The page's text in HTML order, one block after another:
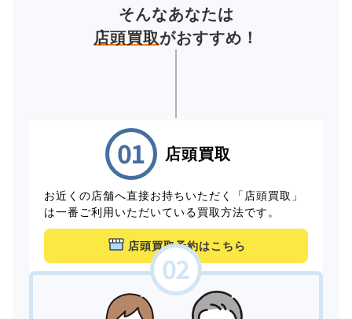
そんなあなたは
店頭買取がおすすめ！
店頭買取
お近くの店舗へ直接お持ちいただく「店頭買取」
は一番ご利用いただいている買取方法です。
店頭買取予約はこちら